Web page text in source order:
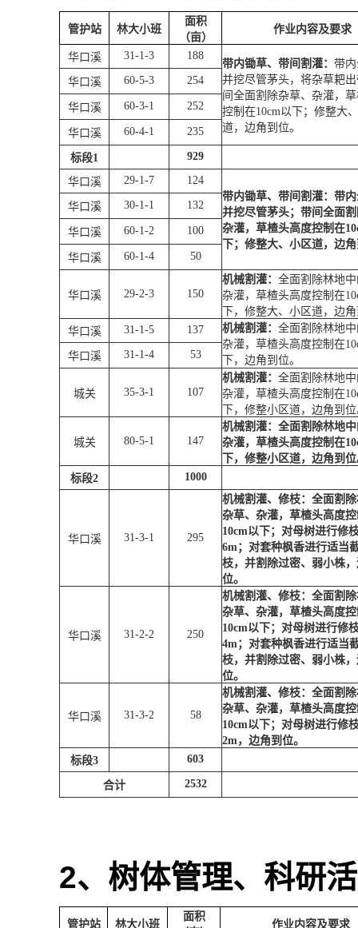
管护站 林大小班
面积
（亩）
作业内容及要求
华口溪 31-1-3 188
带内锄草、带间割灌： 带
并挖尽管茅头，将杂草耙
间全面割除杂草、杂灌，
控制在10cm以下；修整大
道，边角到位。
华口溪 60-5-3 254
华口溪 60-3-1 252
华口溪 60-4-1 235
标段1 929
华口溪 29-1-7
124
带内锄草、带间割灌：带
并挖尽管茅头；带间全面
杂灌，草楂头高度控制在
下；修整大、小区道，边
华口溪 30-1-1 132
华口溪 60-1-2 100
华口溪 60-1-4 50
华口溪 29-2-3 150
机械割灌： 全面割除林地
杂灌，草楂头高度控制在
下，修整大、小区道，边
华口溪
31-1-5 137 机械割灌： 全面割除林地
杂灌，草楂头高度控制在
下，边角到位。
华口溪 31-1-4 53
城关 35-3-1 107
机械割灌： 全面割除林地
杂灌，草楂头高度控制在
下，修整小区道，边角到
城关 80-5-1 147
机械割灌：全面割除林地
杂灌，草楂头高度控制在
下，修整小区道，边角到
标段2 1000
华口溪 31-3-1 295
机械割灌、修枝：全面割
杂草、杂灌，草楂头高度
10cm以下；对母树进行修
6m；对套种枫香进行适当
枝，并割除过密、弱小株
位。
华口溪 31-2-2 250
机械割灌、修枝：全面割
杂草、杂灌，草楂头高度
10cm以下；对母树进行修
4m；对套种枫香进行适当
枝，并割除过密、弱小株
位。
华口溪 31-3-2 58
机械割灌、修枝：全面割
杂草、杂灌，草楂头高度
10cm以下；对母树进行修
2m，边角到位。
标段3 603
合计 2532
2、树体管理、科研
管护站 林大小班
面积
作业内容及要求